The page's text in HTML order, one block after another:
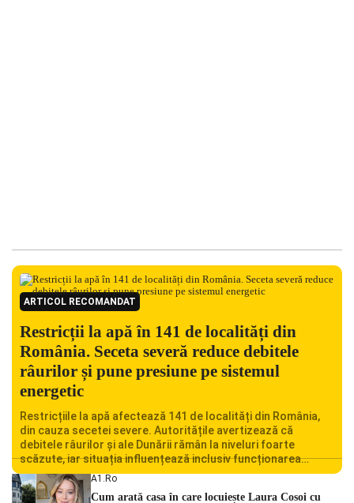
ARTICOL RECOMANDAT
Restricții la apă în 141 de localități din
România. Seceta severă reduce debitele
râurilor și pune presiune pe sistemul
energetic
Restricțiile la apă afectează 141 de localități din România,
din cauza secetei severe. Autoritățile avertizează că
debitele râurilor și ale Dunării rămân la niveluri foarte
scăzute, iar situația influențează inclusiv funcționarea
Centralei Nucleare de la Cernavodă. România se confruntă
cu una dintre cele mai dificile perioade din punct de vedere
A1.ro
Cum arată casa în care locuiește Laura Cosoi cu